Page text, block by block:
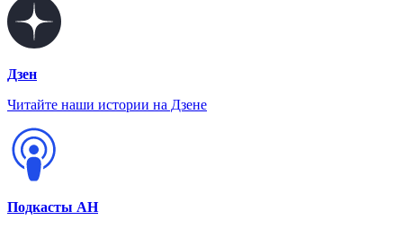
Дзен
Читайте наши истории на Дзене
Подкасты АН